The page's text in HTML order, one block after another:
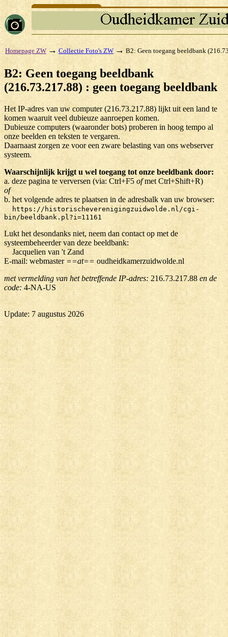
Homepage ZW → Collectie Foto's ZW → B2: Geen toegang beeldbank
B2: Geen toegang beeldbank
(216.73.217.88) : geen toegang beeldbank
Het IP-adres van uw computer (216.73.217.88) lijkt uit een land te
komen waaruit veel dubieuze aanroepen komen.
Dubieuze computers (waaronder bots) proberen in hoog tempo al
onze beelden en teksten te vergaren.
Daarnaast zorgen ze voor een zware belasting van ons webserver
systeem.
Waarschijnlijk krijgt u wel toegang tot onze beeldbank door:
a. deze pagina te verversen (via: Ctrl+F5 ofmet Ctrl+Shift+R)
of
b. het volgende adres te plaatsen in de adresbalk van uw browser:
https://historischeverenigingzuidwolde.nl/cgi-
bin/beeldbank.pl?i=11161
Lukt het desondanks niet, neem dan contact op met de
systeembeheerder van deze beeldbank:
Jacquelien van 't Zand
E-mail: webmaster ==at== oudheidkamerzuidwolde.nl
met vermelding van het betreffende IP-adres: 216.73.217.88 en de
code: 4-NA-US
Update: 7 augustus 2026